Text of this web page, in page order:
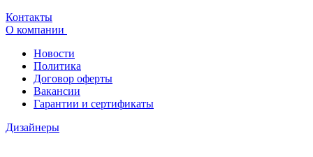
Контакты
О компании
Новости
Политика
Договор оферты
Вакансии
Гарантии и сертификаты
Дизайнеры